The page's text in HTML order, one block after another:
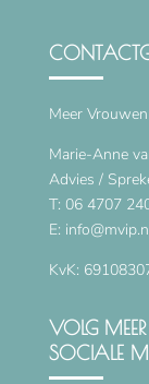
Meer
Marie-Anne
Advies /
T: 06 4707
E:
KvK:
VOLG
SOCIALE